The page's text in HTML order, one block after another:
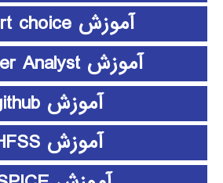
آموزش expert choice
آموزش Frontier Analyst
آموزش github
آموزش HFSS